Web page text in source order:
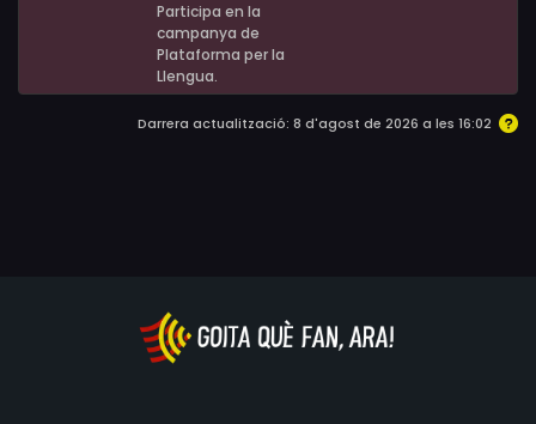
Participa en la
campanya de
Plataforma per la
Llengua.
Darrera actualització: 8 d'agost de 2026 a les 16:02